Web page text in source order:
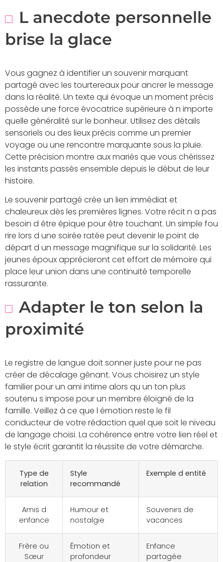
L anecdote personnelle
brise la glace
Vous gagnez à identifier un souvenir marquant
partagé avec les tourtereaux pour ancrer le message
dans la réalité. Un texte qui évoque un moment précis
possède une force évocatrice supérieure à n importe
quelle généralité sur le bonheur. Utilisez des détails
sensoriels ou des lieux précis comme un premier
voyage ou une rencontre marquante sous la pluie.
Cette précision montre aux mariés que vous chérissez
les instants passés ensemble depuis le début de leur
histoire.
Le souvenir partagé crée un lien immédiat et
chaleureux dès les premières lignes. Votre récit n a pas
besoin d être épique pour être touchant. Un simple fou
rire lors d une soirée ratée peut devenir le point de
départ d un message magnifique sur la solidarité. Les
jeunes époux apprécieront cet effort de mémoire qui
place leur union dans une continuité temporelle
rassurante.
Adapter le ton selon la
proximité
Le registre de langue doit sonner juste pour ne pas
créer de décalage gênant. Vous choisirez un style
familier pour un ami intime alors qu un ton plus
soutenu s impose pour un membre éloigné de la
famille. Veillez à ce que l émotion reste le fil
conducteur de votre rédaction quel que soit le niveau
de langage choisi. La cohérence entre votre lien réel et
le style écrit garantit la réussite de votre démarche.
Type de
relation
Style
recommandé
Exemple d entité
Amis d
enfance
Humour et
nostalgie
Souvenirs de
vacances
Frère ou
Sœur
Émotion et
profondeur
Enfance
partagée